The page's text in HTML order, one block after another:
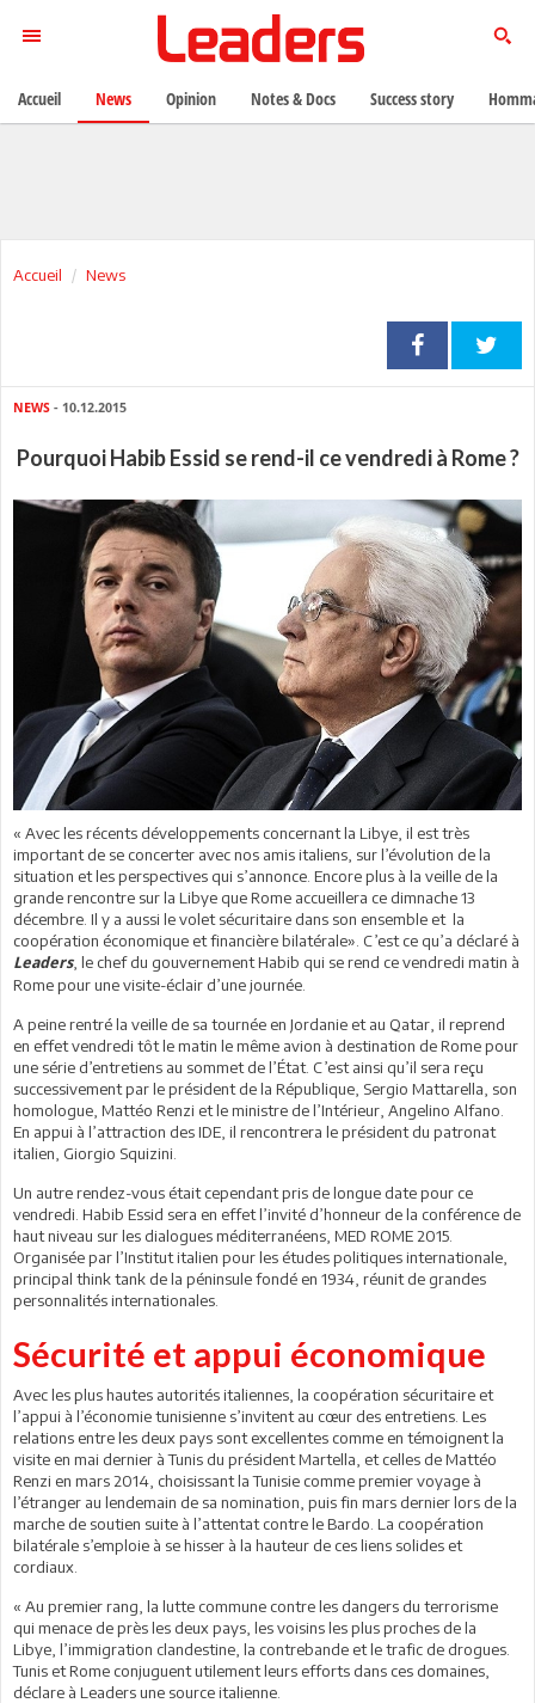
Accueil News
NEWS - 10.12.2015
Pourquoi Habib Essid se rend-il ce vendredi à Rome ?
« Avec les récents développements concernant la Libye, il est très
important de se concerter avec nos amis italiens, sur l’évolution de la
situation et les perspectives qui s’annonce. Encore plus à la veille de la
grande rencontre sur la Libye que Rome accueillera ce dimnache 13
décembre. Il y a aussi le volet sécuritaire dans son ensemble et la
coopération économique et financière bilatérale». C’est ce qu’a déclaré à
Leaders, le chef du gouvernement Habib qui se rend ce vendredi matin à
Rome pour une visite-éclair d’une journée.
A peine rentré la veille de sa tournée en Jordanie et au Qatar, il reprend
en effet vendredi tôt le matin le même avion à destination de Rome pour
une série d’entretiens au sommet de l’État. C’est ainsi qu’il sera reçu
successivement par le président de la République, Sergio Mattarella, son
homologue, Mattéo Renzi et le ministre de l’Intérieur, Angelino Alfano.
En appui à l’attraction des IDE, il rencontrera le président du patronat
italien, Giorgio Squizini.
Un autre rendez-vous était cependant pris de longue date pour ce
vendredi. Habib Essid sera en effet l’invité d’honneur de la conférence de
haut niveau sur les dialogues méditerranéens, MED ROME 2015.
Organisée par l’Institut italien pour les études politiques internationale,
principal think tank de la péninsule fondé en 1934, réunit de grandes
personnalités internationales.
Sécurité et appui économique
Avec les plus hautes autorités italiennes, la coopération sécuritaire et
l’appui à l’économie tunisienne s’invitent au cœur des entretiens. Les
relations entre les deux pays sont excellentes comme en témoignent la
visite en mai dernier à Tunis du président Martella, et celles de Mattéo
Renzi en mars 2014, choisissant la Tunisie comme premier voyage à
l’étranger au lendemain de sa nomination, puis fin mars dernier lors de la
marche de soutien suite à l’attentat contre le Bardo. La coopération
bilatérale s’emploie à se hisser à la hauteur de ces liens solides et
cordiaux.
« Au premier rang, la lutte commune contre les dangers du terrorisme
qui menace de près les deux pays, les voisins les plus proches de la
Libye, l’immigration clandestine, la contrebande et le trafic de drogues.
Tunis et Rome conjuguent utilement leurs efforts dans ces domaines,
déclare à Leaders une source italienne.
Accueil News Opinion Notes & Docs Success story